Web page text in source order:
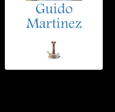
Guido
Martinez